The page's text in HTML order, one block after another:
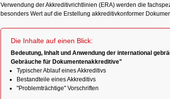
Verwendung der Akkreditivrichtlinien (ERA) werden die
besonders Wert auf die Erstellung akkreditivkonformer
Die Inhalte auf einen Blick:
Bedeutung, Inhalt und Anwendung der international
Gebräuche für Dokumentenakkreditive"
Typischer Ablauf eines Akkreditivs
Bestandteile eines Akkreditivs
"Problemträchtige" Vorschriften